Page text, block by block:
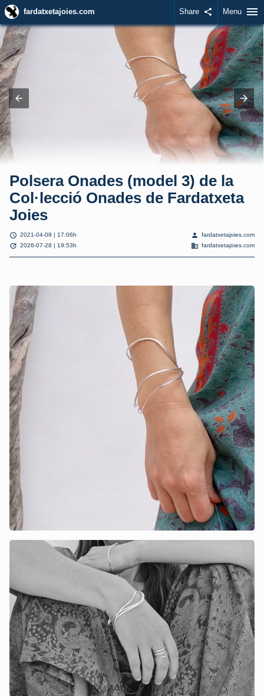
fardatxetajoies.com Share share Menu menu
Polsera Onades (model 3) de la
Col·lecció Onades de Fardatxeta
Joies
schedule 2021-04-09 | 17:06h
update 2026-07-28 | 19:53h
person fardatxetajoies.com
domain fardatxetajoies.com